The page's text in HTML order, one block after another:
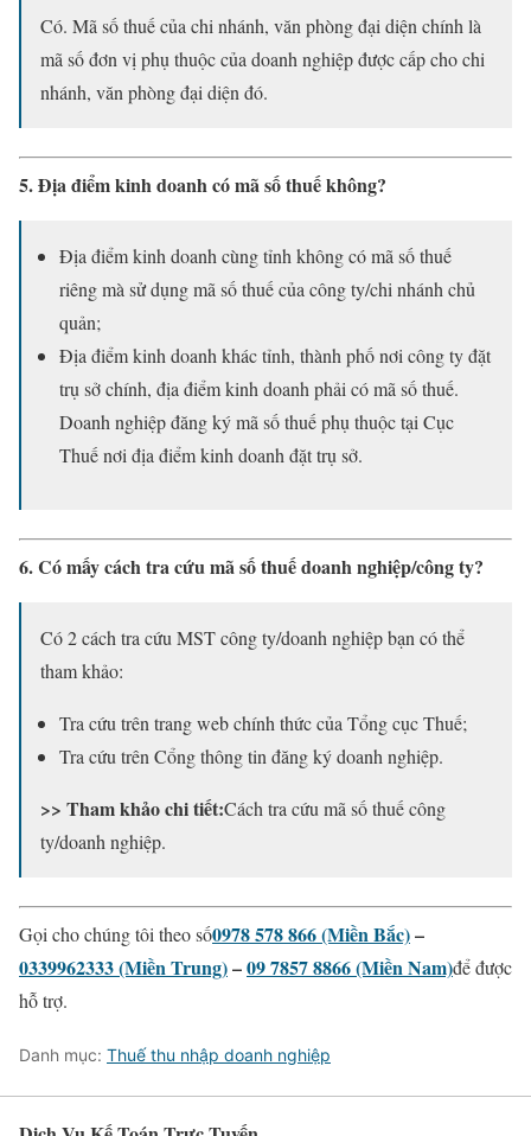
Có. Mã số thuế của chi nhánh, văn phòng đại diện chính là
mã số đơn vị phụ thuộc của doanh nghiệp được cấp cho chi
nhánh, văn phòng đại diện đó.
5. Địa điểm kinh doanh có mã số thuế không?
Địa điểm kinh doanh cùng tỉnh không có mã số thuế
riêng mà sử dụng mã số thuế của công ty/chi nhánh chủ
quản;
Địa điểm kinh doanh khác tỉnh, thành phố nơi công ty đặt
trụ sở chính, địa điểm kinh doanh phải có mã số thuế.
Doanh nghiệp đăng ký mã số thuế phụ thuộc tại Cục
Thuế nơi địa điểm kinh doanh đặt trụ sở.
6. Có mấy cách tra cứu mã số thuế doanh nghiệp/công ty?
Có 2 cách tra cứu MST công ty/doanh nghiệp bạn có thể
tham khảo:
Tra cứu trên trang web chính thức của Tổng cục Thuế;
Tra cứu trên Cổng thông tin đăng ký doanh nghiệp.
>> Tham khảo chi tiết:Cách tra cứu mã số thuế công
ty/doanh nghiệp.
Gọi cho chúng tôi theo số0978 578 866 (Miền Bắc)–
0339962333 (Miền Trung)–09 7857 8866 (Miền Nam)để được
hỗ trợ.
Danh mục: Thuế thu nhập doanh nghiệp